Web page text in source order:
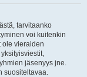
tarvitaanko
voi kuitenkin
ole vieraiden
jäsenyys jne.
suositeltavaa.